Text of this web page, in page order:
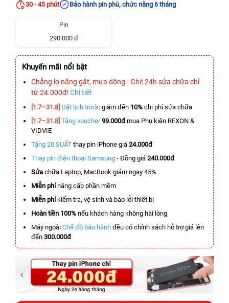
30 - 45 phút
Bảo hành pin phù, chức năng 6 tháng
Pin
290.000 đ
Khuyến mãi nổi bật
Chẳng lo nắng gắt, mưa dông - Ghé 24h sửa chữa chỉ
từ 24.000đ! Chi tiết
[1.7–31.8] Đặt lịch trước giảm đến 10% chi phí sửa chữa
[1.7–31.8] Tặng voucher 99.000đmua Phụ kiện REXON &
VIDVIE
Tặng 20 SUẤT thay pin iPhone giá 24.000đ
Thay pin điện thoại Samsung - Đồng giá 240.000đ
Sửa chữa Laptop, MacBook giảm ngay 45%
Miễn phínâng cấp phần mềm
Miễn phíkiểm tra, vệ sinh và báo lỗi thiết bị
Hoàn tiền 100% nếu khách hàng không hài lòng
Máy ngoài Chế độ bảo hành đều có chính sách hỗ trợ giá lên
đến 300.000đ